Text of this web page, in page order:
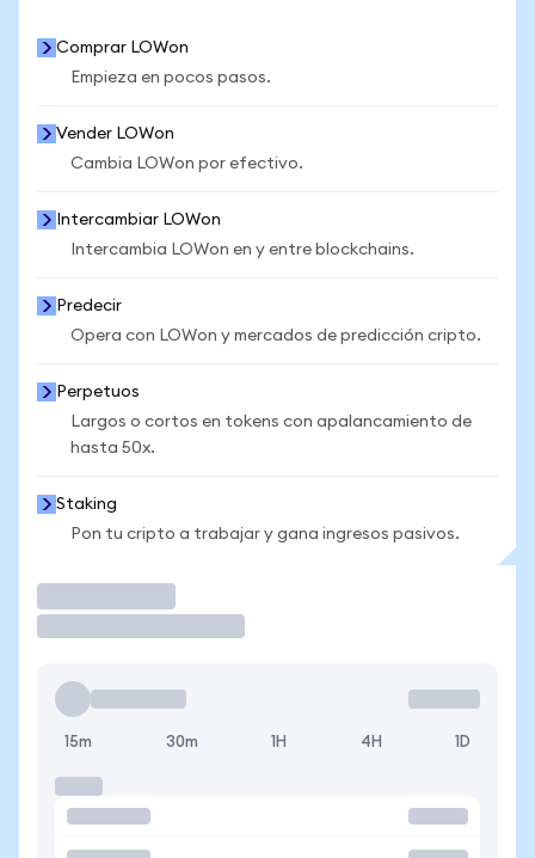
Comprar LOWon
Empieza en pocos pasos.
Vender LOWon
Cambia LOWon por efectivo.
Intercambiar LOWon
Intercambia LOWon en y entre blockchains.
Predecir
Opera con LOWon y mercados de predicción cripto.
Perpetuos
Largos o cortos en tokens con apalancamiento de
hasta 50x.
Staking
Pon tu cripto a trabajar y gana ingresos pasivos.
15m 30m 1H 4H 1D